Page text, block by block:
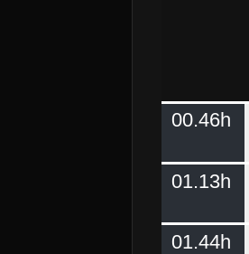
00.46h
01.13h
01.44h